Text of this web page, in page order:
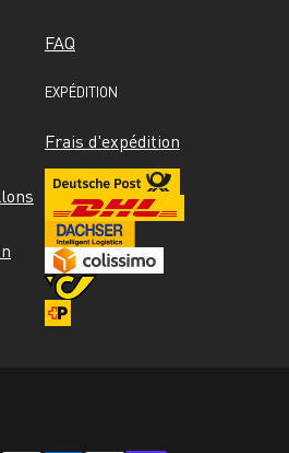
FAQ
EXPÉDITION
Frais d'expédition